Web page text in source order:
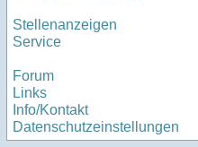
Stellenanzeigen
Service
Forum
Links
Info/Kontakt
Datenschutzeinstellungen